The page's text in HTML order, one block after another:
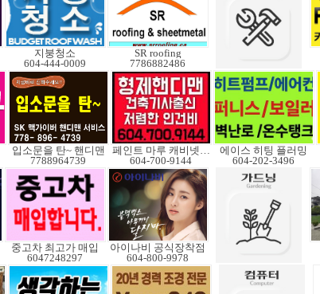
지붕청소
604-444-0009
SR roofing
7786882486
입소문을 탄~ 핸디맨
7788964739
페인트 마루 캐비넷코팅
604-700-9144
에이스 히팅 플러밍
604-202-3496
중고차 최고가 매입
6047248297
아이나비 공식장착점
604-800-9978